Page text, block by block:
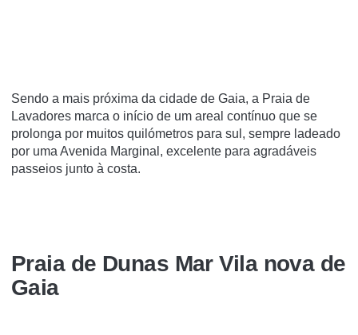
Sendo a mais próxima da cidade de Gaia, a Praia de
Lavadores marca o início de um areal contínuo que se
prolonga por muitos quilómetros para sul, sempre ladeado
por uma Avenida Marginal, excelente para agradáveis
passeios junto à costa.
Praia de Dunas Mar Vila nova de
Gaia